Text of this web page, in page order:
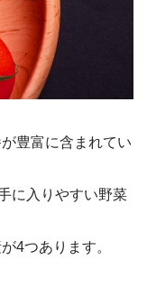
豊富に含まれてい
に入りやすい野菜
4つあります。